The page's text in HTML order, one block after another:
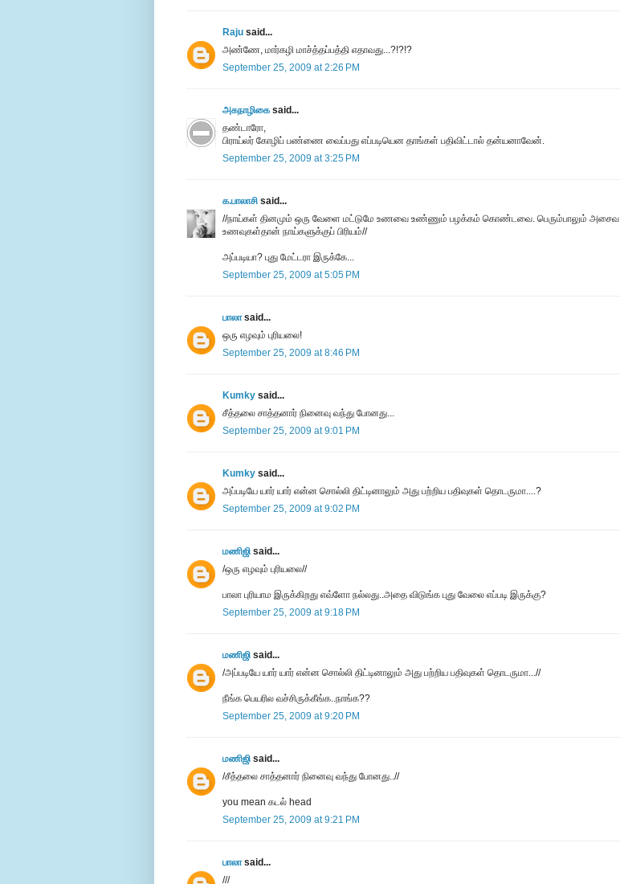
Raju said...
அண்ணே, மார்கழி மாச்த்தப்பத்தி எதாவது...?!?!?
September 25, 2009 at 2:26 PM
அகநாழிகை said...
தண்டாரோ,
பிராய்லர் கோழிப் பண்ணை வைப்பது எப்படியென தாங்கள் பதிவிட்டால் தன்யனாவேன்.
September 25, 2009 at 3:25 PM
க.பாலாசி said...
//நாய்கள் தினமும் ஒரு வேளை மட்டுமே உணவை உண்ணும் பழக்கம் கொண்டவை. பெரு‌ம்பாலு‌ம் அசைவ
உணவுக‌ள்தா‌ன் நா‌‌ய்களு‌க்கு‌ப் ‌பி‌ரிய‌ம்//
அப்படியா? புது மேட்டரா இருக்கே...
September 25, 2009 at 5:05 PM
பாலாsaid...
ஒரு எழவும் புரியலை!
September 25, 2009 at 8:46 PM
Kumky said...
சீத்தலை சாத்தனார் நினைவு வந்து போனது...
September 25, 2009 at 9:01 PM
Kumky said...
அப்படியே யார் யார் என்ன சொல்லி திட்டினாலும் அது பற்றிய பதிவுகள் தொடருமா....?
September 25, 2009 at 9:02 PM
மணிஜி said...
/ஒரு எழவும் புரியலை//
பாலா புரியாம இருக்கிறது எவ்ளோ நல்லது..அதை விடுங்க புது வேலை எப்படி இருக்கு?
September 25, 2009 at 9:18 PM
மணிஜி said...
/அப்படியே யார் யார் என்ன சொல்லி திட்டினாலும் அது பற்றிய பதிவுகள் தொடருமா...//
நீங்க பெயரில வச்சிருக்கீங்க..நாங்க??
September 25, 2009 at 9:20 PM
மணிஜி said...
/சீத்தலை சாத்தனார் நினைவு வந்து போனது..//
you mean கடல் head
September 25, 2009 at 9:21 PM
பாலாsaid...
///